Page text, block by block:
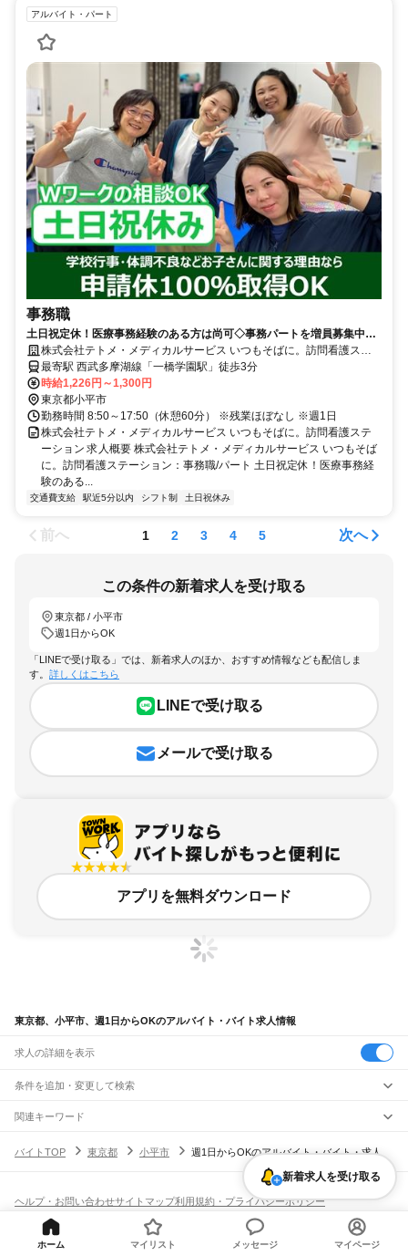
アルバイト・パート
事務職
土日祝定休！医療事務経験のある方は尚可◇事務パートを増員募集中◆
残業ほぼなし！【小平市、一橋学園駅、訪問看護、事務職、パート】
株式会社テトメ・メディカルサービス いつもそばに。訪問看護ステ
ーション
最寄駅 西武多摩湖線「一橋学園駅」徒歩3分
時給1,226円～1,300円
東京都小平市
勤務時間 8:50～17:50（休憩60分） ※残業ほぼなし ※週1日
株式会社テトメ・メディカルサービス いつもそばに。訪問看護ステ
ーション 求人概要 株式会社テトメ・メディカルサービス いつもそば
に。訪問看護ステーション：事務職/パート 土日祝定休！医療事務経
験のある...
交通費支給 駅近5分以内 シフト制 土日祝休み
前へ 1 2 3 4 5 次へ
この条件の新着求人を受け取る
東京都 / 小平市
週1日からOK
「LINEで受け取る」では、新着求人のほか、おすすめ情報なども配信しま
す。 詳しくはこちら
LINEで受け取る
メールで受け取る
アプリを無料ダウンロード
東京都、小平市、週1日からOKのアルバイト・バイト求人情報
求人の詳細を表示
条件を追加・変更して検索
市区町村を追加・変更
東京都すべて
墨田区 江東区品川区 目黒区 大田区
世田谷区渋谷区中野区 杉並区豊島区北区 荒川区 板橋区練馬区足立区葛飾区
江戸川区
八王子市 武蔵野市三鷹市 府中市 昭島市調布市
小金井市
駅を追加・変更
東京駅 新橋駅品川駅
JR山手線
大崎駅五反田駅 恵比寿駅 代々木駅
高田馬場駅
池袋駅 大塚駅 巣鴨駅 田端駅 西日暮里駅 日暮里駅 鶯谷駅
飲食・フードサービス
飲食・フードサービス
すべて
ホールスタッフ
キッチンスタッフ 皿洗い・洗い場精肉・鮮魚加工
給食調理
パン屋（ベーカリー）
フードカウンター販売員 バー（BAR）・バーテンダー
特徴を追加・変更
人気
日払いOK
学生歓迎深夜の仕事 髪型・髪色自由 ネイルOK
雇用形態を追加・変更
関連キーワード
東京都 多摩市 週1日からok東京都 府中市 週1日からok
バイトTOP 東京都 小平市 週1日からOKのアルバイト・バイト・求人
新着求人を受け取る
ヘルプ・お問い合わせサイトマップ利用規約・プライバシーポリシー
[企業]求人広告の掲載相談
ホーム マイリスト メッセージ マイページ